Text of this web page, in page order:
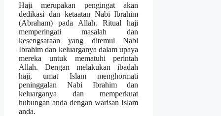
Haji merupakan pengingat akan
dedikasi dan ketaatan Nabi Ibrahim
(Abraham) pada Allah. Ritual haji
memperingati masalah dan
kesengsaraan yang ditemui Nabi
Ibrahim dan keluarganya dalam upaya
mereka untuk mematuhi perintah
Allah. Dengan melakukan ibadah
haji, umat Islam menghormati
peninggalan Nabi Ibrahim dan
keluarganya dan memperkuat
hubungan anda dengan warisan Islam
anda.